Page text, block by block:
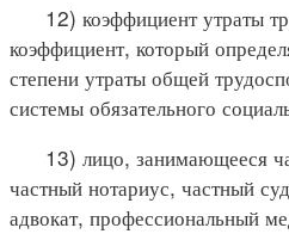
12) коэффициент утраты
коэффициент, который
степени утраты общей
системы обязательного
13) лицо, занимающееся
частный нотариус, частный
адвокат, профессиональный